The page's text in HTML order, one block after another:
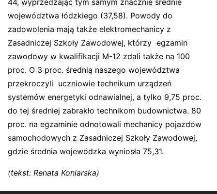
44, wyprzedzając tym samym znacznie średnie
województwa łódzkiego (37,58). Powody do
zadowolenia mają także elektromechanicy z
Zasadniczej Szkoły Zawodowej, którzy egzamin
zawodowy w kwalifikacji M-12 zdali także na 100
proc. O 3 proc. średnią naszego województwa
przekroczyli uczniowie technikum urządzeń
systemów energetyki odnawialnej, a tylko 9,75 proc.
do tej średniej zabrakło technikom budownictwa. 80
proc. na egzaminie odnotowali mechanicy pojazdów
samochodowych z Zasadniczej Szkoły Zawodowej,
gdzie średnia wojewódzka wyniosła 75,31.
(tekst: Renata Koniarska)